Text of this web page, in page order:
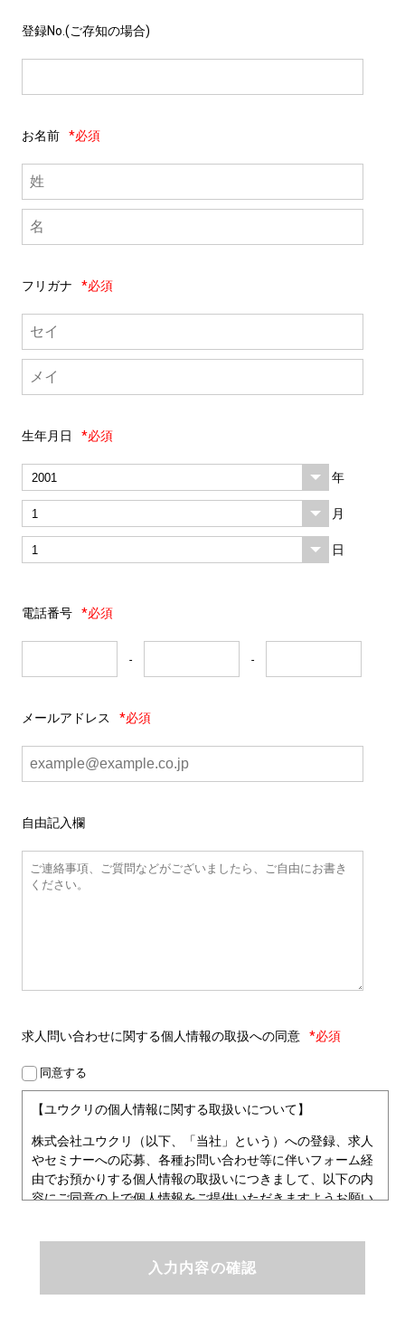
登録No.(ご存知の場合)
お名前 *必須
フリガナ *必須
生年月日 *必須
年
月
日
電話番号 *必須
- -
メールアドレス *必須
自由記入欄
求人問い合わせに関する個人情報の取扱への同意 *必須
同意する
【ユウクリの個人情報に関する取扱いについて】
株式会社ユウクリ（以下、「当社」という）への登録、求人
やセミナーへの応募、各種お問い合わせ等に伴いフォーム経
由でお預かりする個人情報の取扱いにつきまして、以下の内
容にご同意の上で個人情報をご提供いただきますようお願い
ユウクリにおける個人情報保護方針